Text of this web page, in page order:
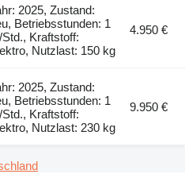
2025, Zustand:
Betriebsstunden: 1
Std., Kraftstoff:
Nutzlast: 150 kg
4.950 €
2025, Zustand:
Betriebsstunden: 1
Std., Kraftstoff:
Nutzlast: 230 kg
9.950 €